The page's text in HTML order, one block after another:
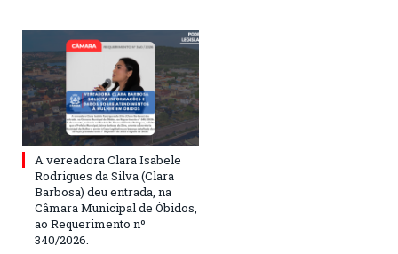
A vereadora Clara Isabele
Rodrigues da Silva (Clara
Barbosa) deu entrada, na
Câmara Municipal de Óbidos,
ao Requerimento nº
340/2026.